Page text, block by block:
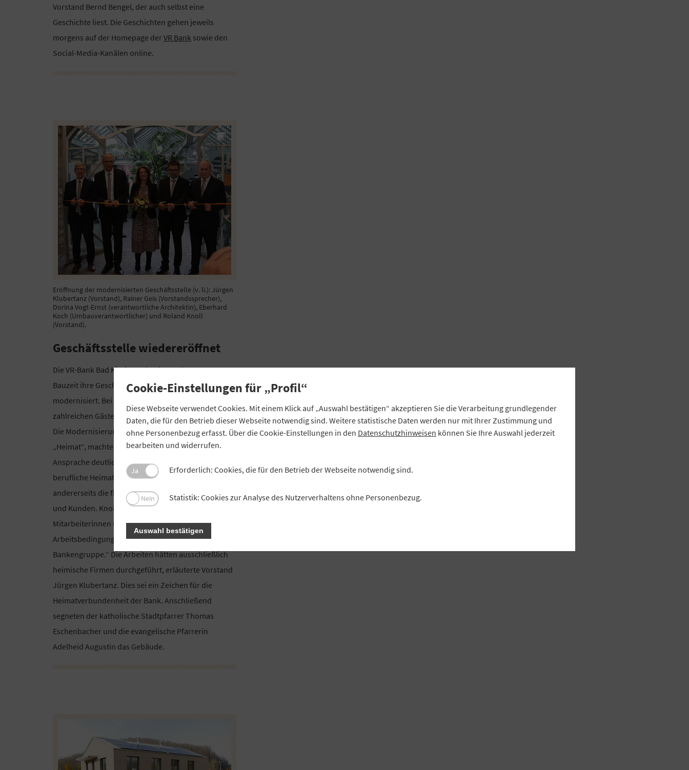
Vorstand Bernd Bengel, der auch selbst eine
Geschichte liest. Die Geschichten gehen jeweils
morgens auf der Homepage derVR Bank sowie den
Social-Media-Kanälen online.
Eröffnung der modernisierten Geschäftsstelle (v. li.): Jürgen
Klubertanz (Vorstand), Rainer Geis (Vorstandssprecher),
Dorina Vogt-Ernst (verantwortliche Architektin), Eberhard
Koch (Umbauverantwortlicher) und Roland Knoll
(Vorstand).
Geschäftsstelle wiedereröffnet
Die VR-Bank Bad Kissingen hat in rund 16 Monaten
Bauzeit ihre Geschäftsstelle in Hammelburg
modernisiert. Bei der Eröffnungsfeier präsentierte sie
zahlreichen Gästen die neu gestalteten Innenräume.
Die Modernisierung stand unter dem Kerngedanken
„Heimat“, machte Vorstand Roland Knoll in seiner
Ansprache deutlich. So sei die VR-Bank einerseits die
berufliche Heimat für die Belegschaft und
andererseits die finanzielle Heimat für die Kundinnen
und Kunden. Knoll betonte: „Wir haben motivierte
Mitarbeiterinnen und Mitarbeiter, haben sehr gute
Arbeitsbedingungen und sind die erfolgreichste
Bankengruppe.“ Die Arbeiten hätten ausschließlich
heimische Firmen durchgeführt, erläuterte Vorstand
Jürgen Klubertanz. Dies sei ein Zeichen für die
Heimatverbundenheit der Bank. Anschließend
segneten der katholische Stadtpfarrer Thomas
Eschenbacher und die evangelische Pfarrerin
Adelheid Augustin das Gebäude.
Cookie-Einstellungen für „Profil“
Diese Webseite verwendet Cookies. Mit einem Klick auf „Auswahl bestätigen“ akzeptieren Sie die Verarbeitung grundlegender
Daten, die für den Betrieb dieser Webseite notwendig sind. Weitere statistische Daten werden nur mit Ihrer Zustimmung und
ohne Personenbezug erfasst. Über die Cookie-Einstellungen in den Datenschutzhinweisen können Sie Ihre Auswahl jederzeit
bearbeiten und widerrufen.
Ja Erforderlich: Cookies, die für den Betrieb der Webseite notwendig sind.
Nein Statistik: Cookies zur Analyse des Nutzerverhaltens ohne Personenbezug.
Auswahl bestätigen